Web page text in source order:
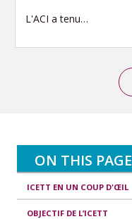
L'ACI a tenu…
ON THIS PAGE
ICETT EN UN COUP D'ŒIL
OBJECTIF DE L’ICETT